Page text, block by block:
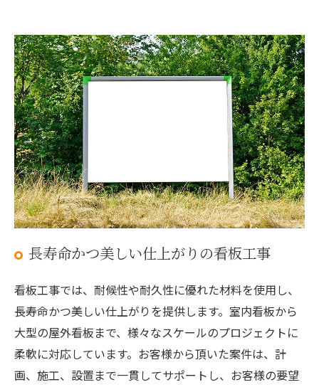
長寿命かつ美しい仕上がりの看板工事
看板工事では、耐候性や耐久性に優れた材料を使用し、
長寿命かつ美しい仕上がりを提供します。室内看板から
大型の屋外看板まで、様々なスケールのプロジェクトに
柔軟に対応しています。お客様から頂いた案件は、計
画、施工、設置まで一貫してサポートし、お客様の要望